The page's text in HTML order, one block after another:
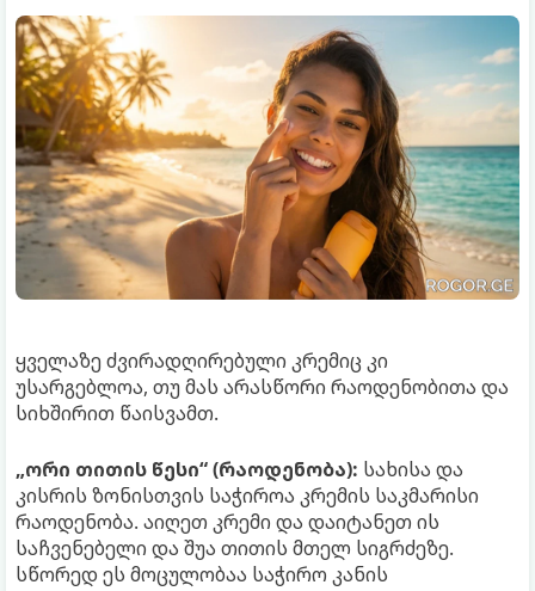
ყველაზე ძვირადღირებული კრემიც კი
უსარგებლოა, თუ მას არასწორი რაოდენობითა და
სიხშირით წაისვამთ.
„ორი თითის წესი“ (რაოდენობა): სახისა და
კისრის ზონისთვის საჭიროა კრემის საკმარისი
რაოდენობა. აიღეთ კრემი და დაიტანეთ ის
საჩვენებელი და შუა თითის მთელ სიგრძეზე.
სწორედ ეს მოცულობაა საჭირო კანის